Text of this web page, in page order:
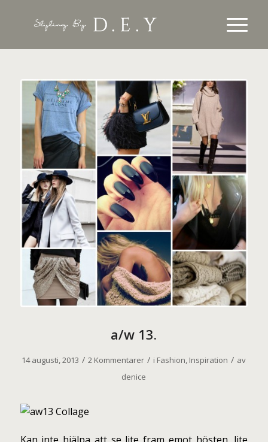
a/w 13.
14 augusti, 2013 / 2 Kommentarer / i Fashion, Inspiration / av
denice